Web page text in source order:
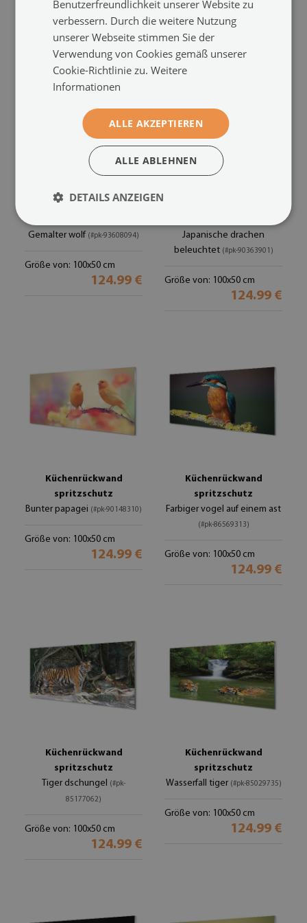
Größe von: 100x50 cm
124.99 €
Größe von: 100x50 cm
124.99 €
Küchenrückwand
Gemalter wolf (#pk-93608094)
Größe von: 100x50 cm
124.99 €
Japanische drachen
beleuchtet (#pk-90363901)
Größe von: 100x50 cm
124.99 €
Küchenrückwand
spritzschutz
Bunter papagei (#pk-90148310)
Größe von: 100x50 cm
124.99 €
Küchenrückwand
spritzschutz
Farbiger vogel auf einem ast
(#pk-86569313)
Größe von: 100x50 cm
124.99 €
Küchenrückwand
spritzschutz
Tiger dschungel (#pk-
85177062)
Größe von: 100x50 cm
124.99 €
Küchenrückwand
spritzschutz
Wasserfall tiger (#pk-85029735)
Größe von: 100x50 cm
124.99 €
Benutzerfreundlichkeit unserer Website zu
verbessern. Durch die weitere Nutzung
unserer Webseite stimmen Sie der
Verwendung von Cookies gemäß unserer
Cookie-Richtlinie zu.Weitere
Informationen
ALLE AKZEPTIEREN
ALLE ABLEHNEN
DETAILS ANZEIGEN